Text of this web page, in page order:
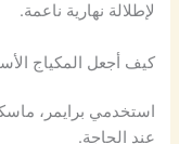
لإطلالة نهارية ناعمة.
كيف أجعل المكياج
استخدمي برايمر،
عند الحاجة.